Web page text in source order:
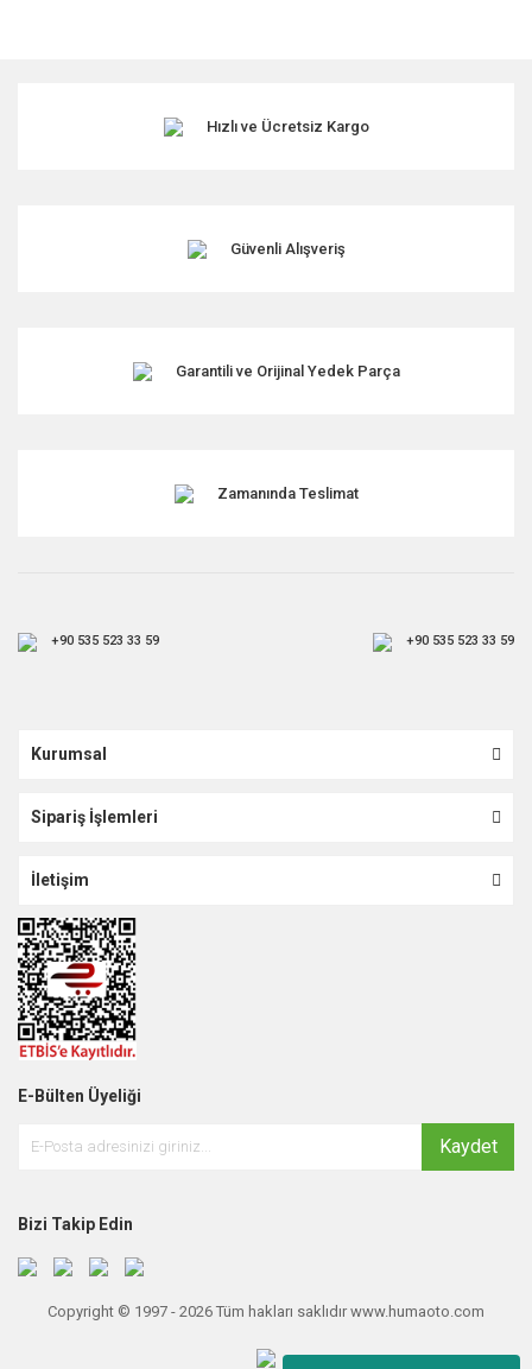
Ürün resmi kalitesiz, bozuk veya görüntülenemiyor.
Ürün fiyatı diğer sitelerden daha pahalı.
Hızlı ve Ücretsiz Kargo
Güvenli Alışveriş
Garantili ve Orijinal Yedek Parça
Zamanında Teslimat
+90 535 523 33 59 +90 535 523 33 59
Kurumsal
Sipariş İşlemleri
İletişim
E-Bülten Üyeliği
Kaydet
Bizi Takip Edin
Copyright © 1997 - 2026 Tüm hakları saklıdır www.humaoto.com